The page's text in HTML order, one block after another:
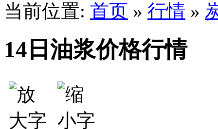
当前位置: 首页 » 行情 »
14日油浆价格行情